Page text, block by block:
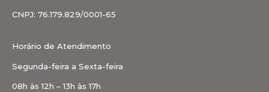
CNPJ: 76.179.829/0001-65
Horário de Atendimento
Segunda-feira a Sexta-feira
08h às 12h – 13h às 17h